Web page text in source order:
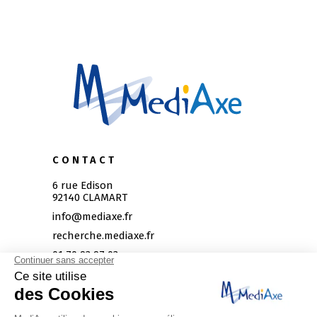
CONTACT
6 rue Edison
92140 CLAMART
info@mediaxe.fr
recherche.mediaxe.fr
01 70 93 97 03
Itinéraire